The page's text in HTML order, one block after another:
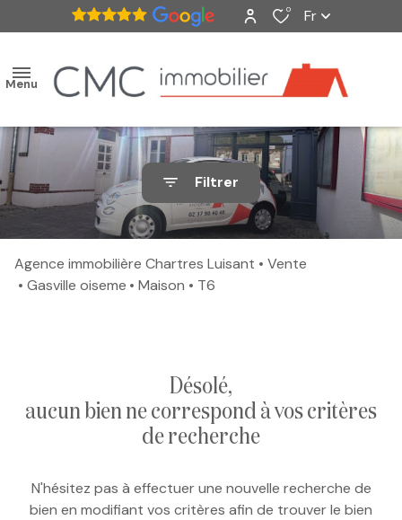
0 Fr
Menu
accueil
ventes
biens
e-mail
agence
Filtrer
Agence immobilière Chartres Luisant
Vente
Gasville oiseme
Maison T6
désolé,
aucun bien ne correspond à vos critères
de recherche
N'hésitez pas à effectuer une nouvelle recherche de
bien en modifiant vos critères afin de trouver le bien